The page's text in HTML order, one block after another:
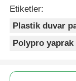
Etiketler:
Plastik duvar
Polypro yaprak